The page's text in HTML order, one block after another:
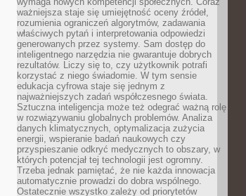
ważniejsza staje się umiejętność oceny źródeł,
rozumienia ograniczeń algorytmów, zadawania
właściwych pytań i interpretowania odpowiedzi
generowanych przez systemy. Sam dostęp do
inteligentnego narzędzia nie gwarantuje dobrych
rezultatów. Liczy się to, czy użytkownik potrafi
korzystać z niego świadomie. W tym sensie
edukacja cyfrowa staje się jednym z
najważniejszych zadań współczesnego świata.
Sztuczna inteligencja może też odegrać ważną rolę
w rozwiązywaniu globalnych problemów. Analiza
danych klimatycznych, optymalizacja zużycia
energii, wspieranie badań naukowych czy
przyspieszanie odkryć medycznych to obszary, w
których potencjał tej technologii jest ogromny.
Trzeba jednak pamiętać, że nie każda innowacja
automatycznie prowadzi do dobra wspólnego.
Ostatecznie wszystko zależy od priorytetów